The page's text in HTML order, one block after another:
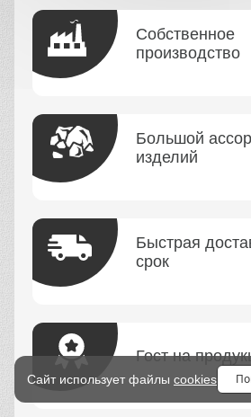
Собственное
производство
Большой
изделий
Быстрая
срок
Гост на
Сайт использует файлы cookies